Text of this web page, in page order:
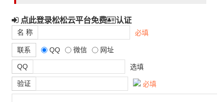
点此登录松松云平台免费 认证
名 称 必填
联系 QQ 微信 网址
QQ 选填
验证 必填